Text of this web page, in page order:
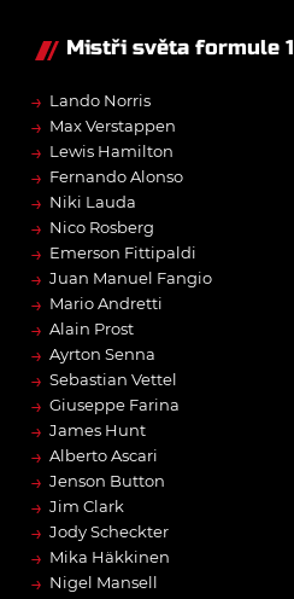
Mistři světa formule 1
→ Lando Norris
→ Max Verstappen
→ Lewis Hamilton
→ Fernando Alonso
→ Niki Lauda
→ Nico Rosberg
→ Emerson Fittipaldi
→ Juan Manuel Fangio
→ Mario Andretti
→ Alain Prost
→ Ayrton Senna
→ Sebastian Vettel
→ Giuseppe Farina
→ James Hunt
→ Alberto Ascari
→ Jenson Button
→ Jim Clark
→ Jody Scheckter
→ Mika Häkkinen
→ Nigel Mansell